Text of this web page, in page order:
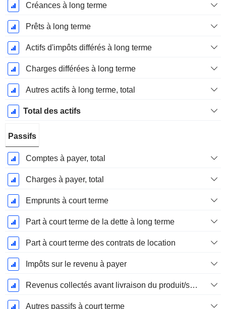
Créances à long terme
Prêts à long terme
Actifs d'impôts différés à long terme
Charges différées à long terme
Autres actifs à long terme, total
Total des actifs
Passifs
Comptes à payer, total
Charges à payer, total
Emprunts à court terme
Part à court terme de la dette à long terme
Part à court terme des contrats de location
Impôts sur le revenu à payer
Revenus collectés avant livraison du produit/service
Autres passifs à court terme